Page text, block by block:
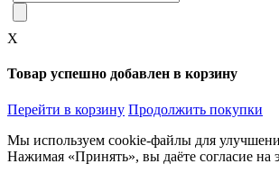
X
Товар успешно добавлен в корзину
Перейти в корзину Продолжить покупки
Мы используем cookie-файлы для
Нажимая «Принять», вы даёте согласие на